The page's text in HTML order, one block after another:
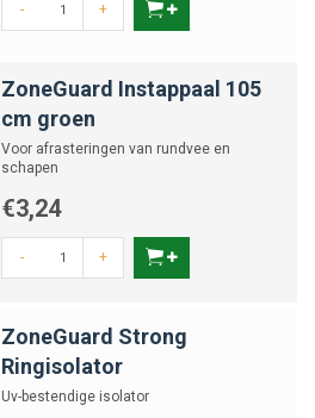
- +
ZoneGuard Instappaal 105
cm groen
Voor afrasteringen van rundvee en
schapen
€3,24
- +
ZoneGuard Strong
Ringisolator
Uv-bestendige isolator